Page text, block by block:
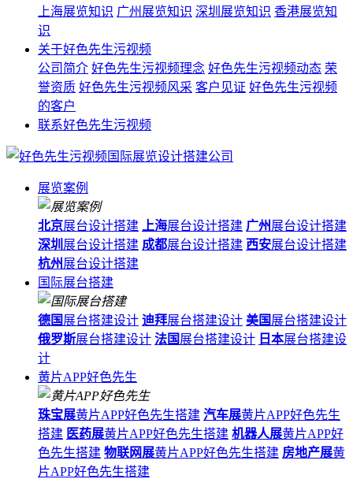
上海展览知识 广州展览知识 深圳展览知识 香港展览知
识
关于好色先生污视频
公司简介 好色先生污视频理念 好色先生污视频动态 荣
誉资质 好色先生污视频风采 客户见证 好色先生污视频
的客户
联系好色先生污视频
展览案例
北京展台设计搭建 上海展台设计搭建 广州展台设计搭建
深圳 展台设计搭建 成都展台设计搭建 西安展台设计搭建
杭州展台设计搭建
国际展台搭建
德国 展台搭建设计 迪拜展台搭建设计 美国 展台搭建设计
俄罗斯展台搭建设计 法国 展台搭建设计 日本展台搭建设
计
黄片APP好色先生
珠宝展黄片APP好色先生搭建 汽车展黄片APP好色先生
搭建 医药展黄片APP好色先生搭建 机器人展黄片APP好
色先生搭建 物联网展黄片APP好色先生搭建 房地产展黄
片APP好色先生搭建